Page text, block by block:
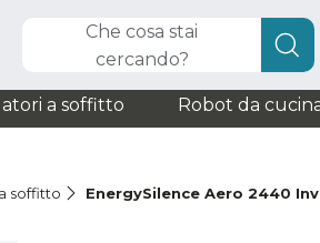
Che cosa stai
cercando?
a soffitto Robot da
soffitto EnergySilence Aero 2440